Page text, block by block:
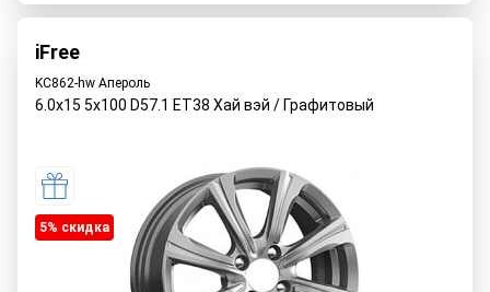
iFree
KC862-hw Апероль
6.0x15 5x100 D57.1 ET38 Хай вэй / Графитовый
5% cкидка